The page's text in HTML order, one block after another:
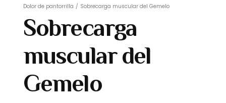
Dolor de pantorrilla / Sobrecarga muscular del Gemelo
Sobrecarga
muscular del
Gemelo